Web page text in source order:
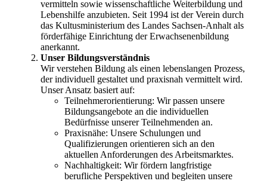
vermitteln sowie wissenschaftliche Weiterbildung und
Lebenshilfe anzubieten. Seit 1994 ist der Verein durch
das Kultusministerium des Landes Sachsen-Anhalt als
förderfähige Einrichtung der Erwachsenenbildung
anerkannt.
Unser Bildungsverständnis
Wir verstehen Bildung als einen lebenslangen Prozess,
der individuell gestaltet und praxisnah vermittelt wird.
Unser Ansatz basiert auf:
Teilnehmerorientierung: Wir passen unsere
Bildungsangebote an die individuellen
Bedürfnisse unserer Teilnehmenden an.
Praxisnähe: Unsere Schulungen und
Qualifizierungen orientieren sich an den
aktuellen Anforderungen des Arbeitsmarktes.
Nachhaltigkeit: Wir fördern langfristige
berufliche Perspektiven und begleiten unsere